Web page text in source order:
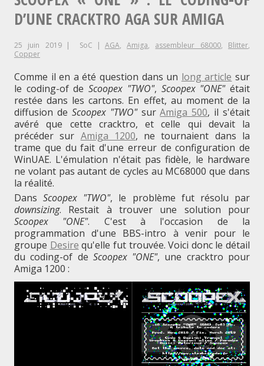
de
trainer
of
d’un
menu
de
trainer
sur
Amiga
D’UNE CRACKTRO AGA SUR AMIGA
25 juin 2019 SoC AGA,Amiga, assembleur 68000, Blitter,
Copper
Comme il en a été question dans un long article sur
le coding-of deScoopex "TWO", Scoopex "ONE"était
restée dans les cartons. En effet, au moment de la
diffusion de Scoopex "TWO"surAmiga 500, il s'était
avéré que cette cracktro, et celle qui devait la
précéder sur Amiga 1200, ne tournaient dans la
trame que du fait d'une erreur de configuration de
WinUAE. L'émulation n'était pas fidèle, le hardware
ne volant pas autant de cycles au MC68000 que dans
la réalité.
DansScoopex "TWO", le problème fut résolu par
downsizing. Restait à trouver une solution pour
Scoopex "ONE". C'est à l'occasion de la
programmation d'une BBS-intro à venir pour le
groupe Desire qu'elle fut trouvée. Voici donc le détail
du coding-of de Scoopex "ONE", une cracktro pour
Amiga 1200 :